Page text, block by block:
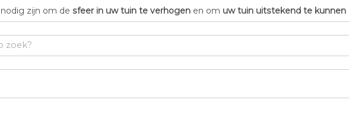
zijn om de sfeer in uw tuin te verhogen en om uw tuin uitstekend te kunnen